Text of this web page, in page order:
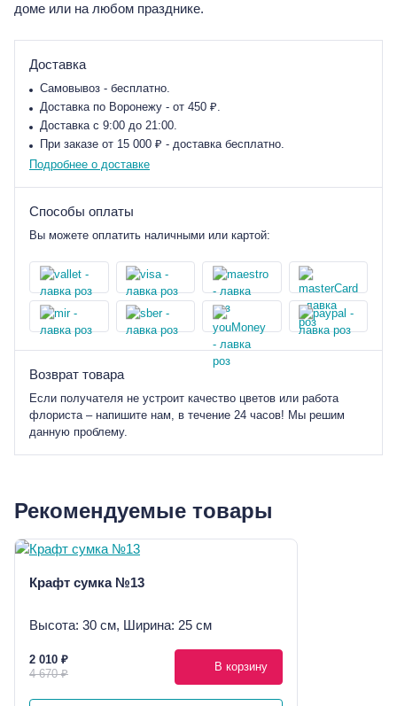
доме или на любом празднике.
Доставка
Самовывоз - бесплатно.
Доставка по Воронежу - от 450 ₽.
Доставка с 9:00 до 21:00.
При заказе от 15 000 ₽ - доставка бесплатно.
Подробнее о доставке
Способы оплаты
Вы можете оплатить наличными или картой:
Возврат товара
Если получателя не устроит качество цветов или работа
флориста – напишите нам, в течение 24 часов! Мы решим
данную проблему.
Рекомендуемые товары
Крафт сумка №13
Высота: 30 см, Ширина: 25 см
2 010 ₽
4 670 ₽
В корзину